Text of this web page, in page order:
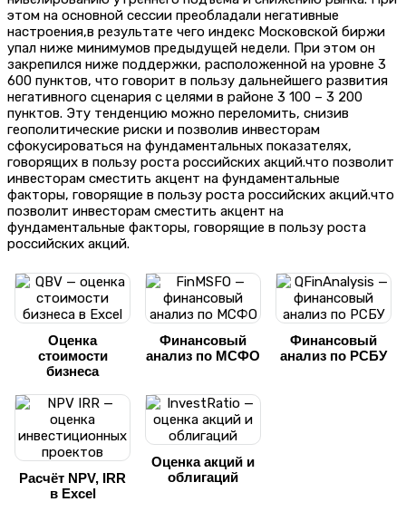
этом на основной сессии преобладали негативные
настроения,в результате чего индекс Московской биржи
упал ниже минимумов предыдущей недели. При этом он
закрепился ниже поддержки, расположенной на уровне 3
600 пунктов, что говорит в пользу дальнейшего развития
негативного сценария с целями в районе 3 100 – 3 200
пунктов. Эту тенденцию можно переломить, снизив
геополитические риски и позволив инвесторам
сфокусироваться на фундаментальных показателях,
говорящих в пользу роста российских акций.что позволит
инвесторам сместить акцент на фундаментальные
факторы, говорящие в пользу роста российских акций.что
позволит инвесторам сместить акцент на
фундаментальные факторы, говорящие в пользу роста
российских акций.
Оценка
стоимости
бизнеса
Финансовый
анализ по МСФО
Финансовый
анализ по РСБУ
Расчёт NPV, IRR
в Excel
Оценка акций и
облигаций